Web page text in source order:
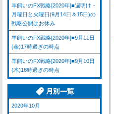
羊飼いのFX戦略[2020年]■週明け・
月曜日と火曜日(9月14日＆15日)の
戦略公開はお休み
羊飼いのFX戦略[2020年]■9月11日
(金)17時過ぎの時点
羊飼いのFX戦略[2020年]■9月10日
(木)16時過ぎの時点
2020年10月